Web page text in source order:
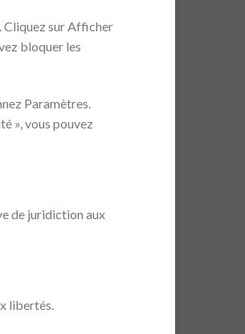
Cliquez sur Afficher
bloquer les
Paramètres.
», vous pouvez
de juridiction aux
libertés.